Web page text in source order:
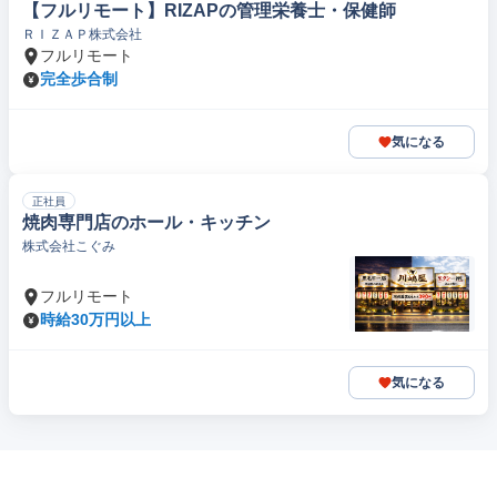
【フルリモート】RIZAPの管理栄養士・保健師
ＲＩＺＡＰ株式会社
フルリモート
完全歩合制
気になる
正社員
焼肉専門店のホール・キッチン
株式会社こぐみ
フルリモート
時給30万円以上
気になる